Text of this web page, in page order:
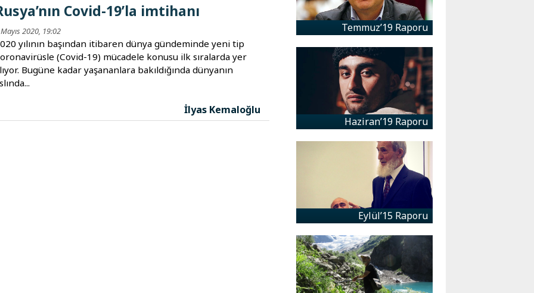
Covid-19’la imtihanı
2020, 19:02
yılının başından itibaren dünya gündeminde yeni tip
(Covid-19) mücadele konusu ilk sıralarda yer
Bugüne kadar yaşananlara bakıldığında dünyanın
İlyas Kemaloğlu
Temmuz’19 Raporu
Haziran’19 Raporu
Eylül’15 Raporu